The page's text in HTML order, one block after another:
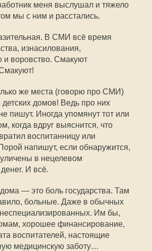
меня выслушал и тяжело
мы с ним и расстались.
В СМИ всё время
изнасилования,
и воровство. Смакуют
же места (говорю про СМИ)
детских домов! Ведь про них
пишут. Иногда упомянут тот или
когда вдруг выяснится, что
воспитанницу или
напишут, если обнаружится,
уличены в нецелевом
И всё.
— это боль государства. Там
больные. Даже в обычных
неспециализированных. Им бы,
хорошее финансирование,
воспитателей, настоящие
медицинскую заботу…